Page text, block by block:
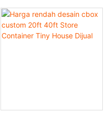
kontainer pengiriman.
Perakitan cepat, ramah
lingkungan & portabel. Ideal